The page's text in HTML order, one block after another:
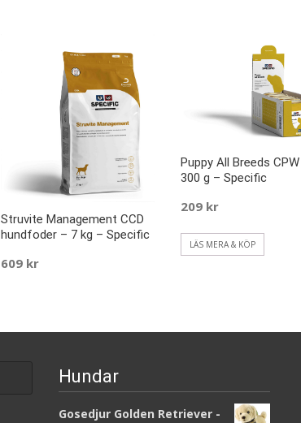
Struvite Management CCD
hundfoder – 7 kg – Specific
609 kr
Puppy All Breeds
300 g – Specific
209 kr
LÄS MERA & KÖP
Hundar
Gosedjur Golden Retriever -